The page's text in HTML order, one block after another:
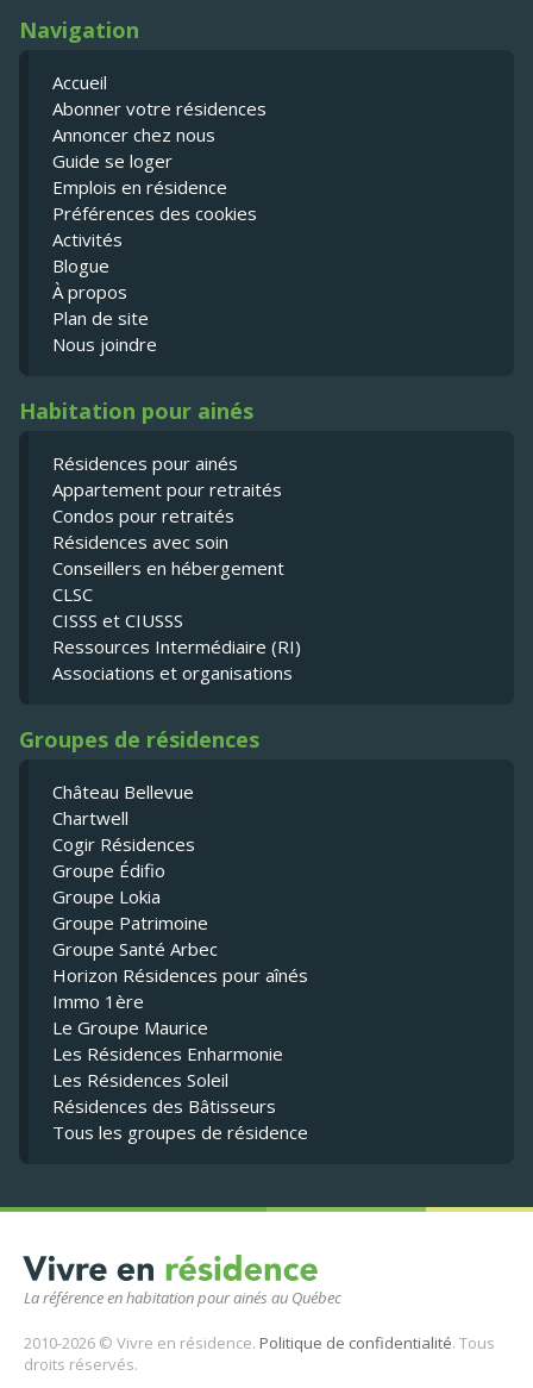
La référence en habitation pour ainés au Québec
2010-2026 © Vivre en résidence. Politique de confidentialité. Tous
droits réservés.
Navigation
Accueil
Abonner votre résidences
Annoncer chez nous
Guide se loger
Emplois en résidence
Préférences des cookies
Activités
Blogue
À propos
Plan de site
Nous joindre
Habitation pour ainés
Résidences pour ainés
Appartement pour retraités
Condos pour retraités
Résidences avec soin
Conseillers en hébergement
CLSC
CISSS et CIUSSS
Ressources Intermédiaire (RI)
Associations et organisations
Groupes de résidences
Château Bellevue
Chartwell
Cogir Résidences
Groupe Édifio
Groupe Lokia
Groupe Patrimoine
Groupe Santé Arbec
Horizon Résidences pour aînés
Immo 1ère
Le Groupe Maurice
Les Résidences Enharmonie
Les Résidences Soleil
Résidences des Bâtisseurs
Tous les groupes de résidence